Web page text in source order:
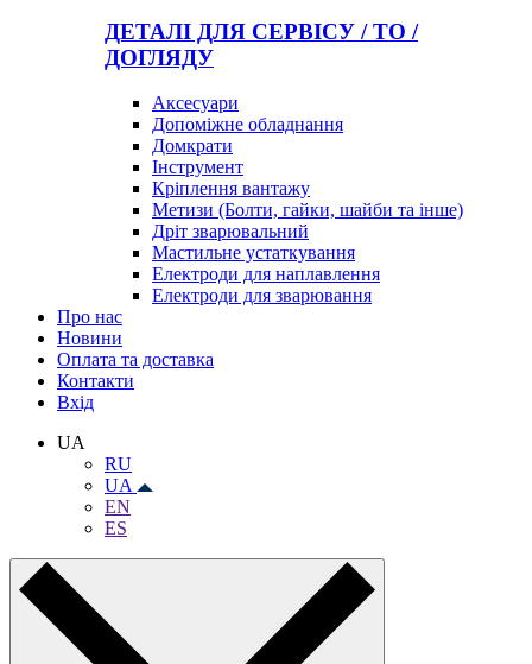
ДЕТАЛІ ДЛЯ СЕРВІСУ / ТО /
ДОГЛЯДУ
Аксесуари
Допоміжне обладнання
Домкрати
Інструмент
Кріплення вантажу
Метизи (Болти, гайки, шайби та інше)
Дріт зварювальний
Мастильне устаткування
Електроди для наплавлення
Електроди для зварювання
Про нас
Новини
Оплата та доставка
Контакти
Вхiд
UA
RU
UA
EN
ES